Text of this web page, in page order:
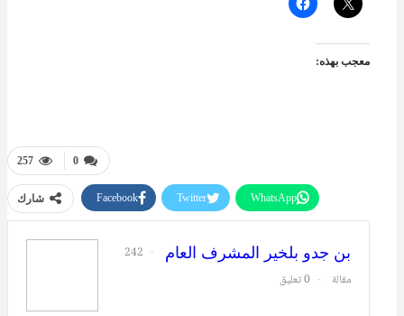
معجب بهذه:
0
257
شارك Facebook Twitter WhatsApp
بن جدو بلخير المشرف العام
242
مقالة
0 تعليق